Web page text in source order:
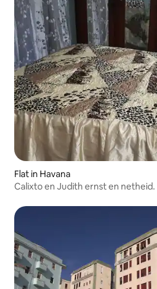
Flat in Havana
Calixto en Judith ernst en netheid.